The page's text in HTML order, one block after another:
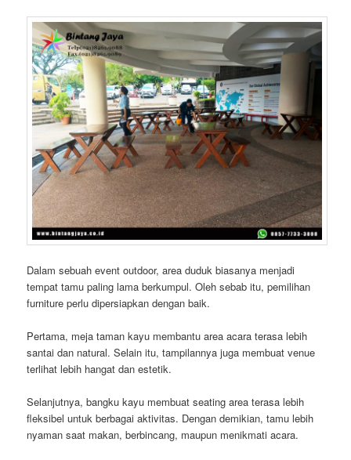
Dalam sebuah event outdoor, area duduk biasanya menjadi
tempat tamu paling lama berkumpul. Oleh sebab itu, pemilihan
furniture perlu dipersiapkan dengan baik.
Pertama, meja taman kayu membantu area acara terasa lebih
santai dan natural. Selain itu, tampilannya juga membuat venue
terlihat lebih hangat dan estetik.
Selanjutnya, bangku kayu membuat seating area terasa lebih
fleksibel untuk berbagai aktivitas. Dengan demikian, tamu lebih
nyaman saat makan, berbincang, maupun menikmati acara.